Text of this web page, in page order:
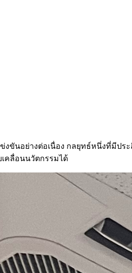
ขันอย่างต่อเนื่อง กลยุทธ์หนึ่งที่มีปร
คลื่อนนวัตกรรมได้